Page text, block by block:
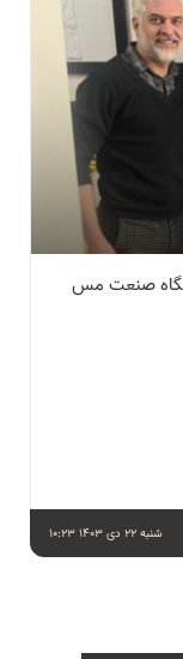
صنعت مس
شنبه 22 دی 1403 10:23